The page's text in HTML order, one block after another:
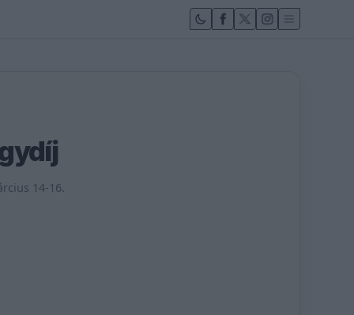
14-16.